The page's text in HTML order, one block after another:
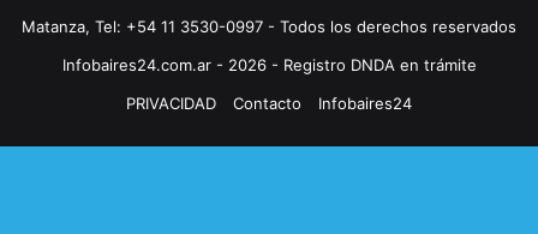
Matanza, Tel: +54 11 3530-0997 - Todos los derechos reservados
Infobaires24.com.ar - 2026 - Registro DNDA en trámite
PRIVACIDAD
Contacto Infobaires24